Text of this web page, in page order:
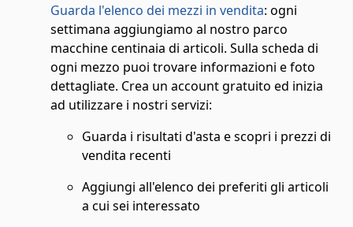
Guarda l'elenco dei mezzi in vendita: ogni
settimana aggiungiamo al nostro parco
macchine centinaia di articoli. Sulla scheda di
ogni mezzo puoi trovare informazioni e foto
dettagliate. Crea un account gratuito ed inizia
ad utilizzare i nostri servizi:
Guarda i risultati d'asta e scopri i prezzi di
vendita recenti
Aggiungi all'elenco dei preferiti gli articoli
a cui sei interessato